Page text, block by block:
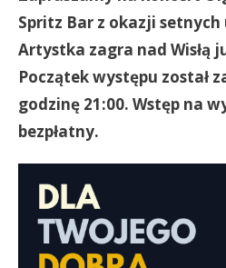
Spritz Bar z okazji
Artystka zagra nad Wisłą
Początek występu został
godzinę 21:00. Wstęp na
bezpłatny.